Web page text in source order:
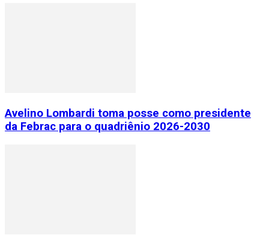
Avelino Lombardi toma posse como presidente
da Febrac para o quadriênio 2026-2030